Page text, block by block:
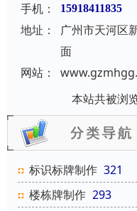
手机：
15918411835
地址：
广州市天河区
面
网站：
本站共被浏
标识标牌制作 321
楼栋牌制作 293